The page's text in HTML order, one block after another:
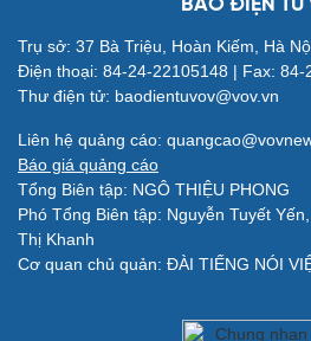
Giải trí
Nghệ sĩ
Thời trang
Du
Trụ sở: 37 Bà Triệu, Hoàn Kiếm, Hà
Điện thoại: 84-24-22105148 | Fax: 84-
Thư điện tử: baodientuvov@vov.vn
Liên hệ quảng cáo:
Báo giá quảng cáo
Tổng Biên tập: NGÔ THIỆU PHONG
Phó Tổng Biên tập: Nguyễn Tuyết
Thị Khanh
Cơ quan chủ quản: ĐÀI TIẾNG NÓI